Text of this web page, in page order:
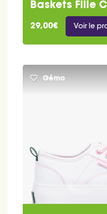
Baskets Fille
Blanche
29,00€ Voir le
Gémo